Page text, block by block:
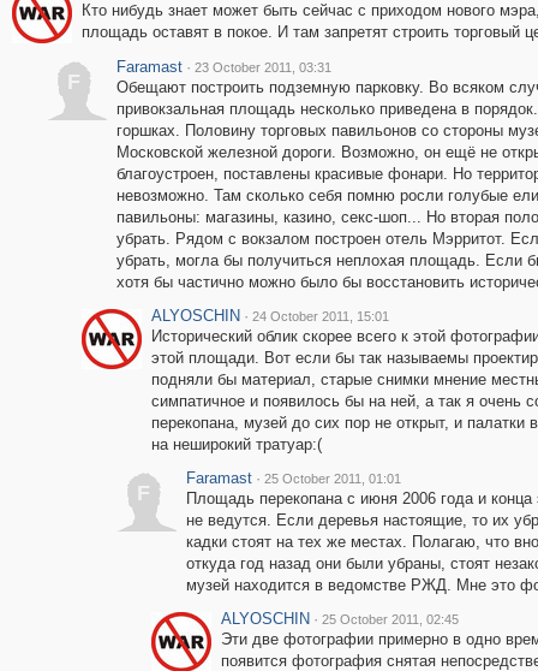
Кто нибудь знает может быть сейчас с приходом нового
площадь оставят в покое. И там запретят строить торговый
F
Faramast · 23 October 2011, 03:31
Обещают построить подземную парковку. Во всяком
привокзальная площадь несколько приведена в
горшках. Половину торговых павильонов со стороны
Московской железной дороги. Возможно, он ещё не
благоустроен, поставлены красивые фонари. Но
невозможно. Там сколько себя помню росли голубые
павильоны: магазины, казино, секс-шоп... Но вторая
убрать. Рядом с вокзалом построен отель Мэрритот.
убрать, могла бы получиться неплохая площадь. Если
хотя бы частично можно было бы восстановить
ALYOSCHIN · 24 October 2011, 15:01
Исторический облик скорее всего к этой
этой площади. Вот если бы так называемы
подняли бы материал, старые снимки мнение
симпатичное и появилось бы на ней, а так я
перекопана, музей до сих пор не открыт, и
на неширокий тратуар:(
F
Faramast · 25 October 2011, 01:01
Площадь перекопана с июня 2006 года и
не ведутся. Если деревья настоящие, то их
кадки стоят на тех же местах. Полагаю, что
откуда год назад они были убраны, стоят
музей находится в ведомстве РЖД. Мне это
ALYOSCHIN · 25 October 2011, 02:45
Эти две фотографии примерно в одно
появится фотография снятая